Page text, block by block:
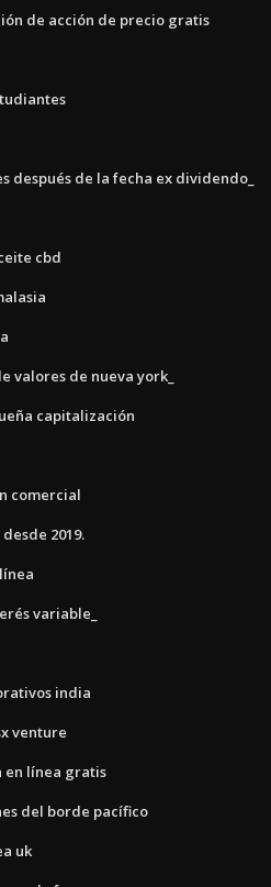
de acción de precio gratis
después de la fecha ex dividendo_
cbd
valores de nueva york_
capitalización
comercial
2019.
variable_
india
venture
en línea gratis
del borde pacífico
uk